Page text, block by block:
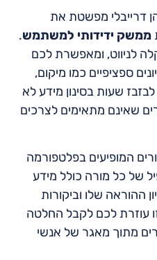
דרייבלי מפשטת את
ממשק ידידותי למשתמש.
לניווט, ומאפשרת לכם
ספציפיים כמו מיקום,
שעות בסינון מידע לא
שאינם מתאימים לצרכים
המופיעים בפלטפורמה
של כל מורה כולל מידע
ההוראה שלו וביקורות
עוזרת לכם לקבל החלטה
מתוך מאגר של אנשי